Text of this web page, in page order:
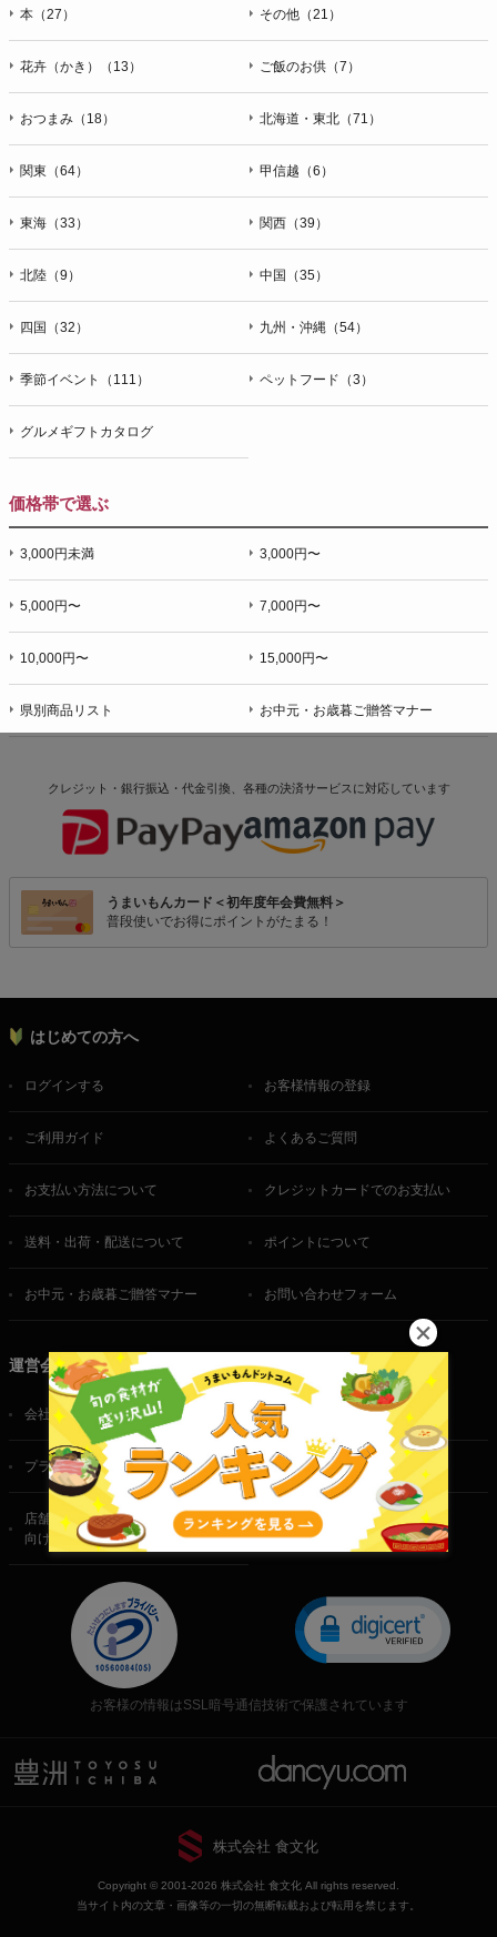
本（27） その他（21）
花卉（かき）（13） ご飯のお供（7）
おつまみ（18） 北海道・東北（71）
関東（64） 甲信越（6）
東海（33） 関西（39）
北陸（9） 中国（35）
四国（32） 九州・沖縄（54）
季節イベント（111） ペットフード（3）
グルメギフトカタログ
価格帯で選ぶ
3,000円未満 3,000円〜
5,000円〜 7,000円〜
10,000円〜 15,000円〜
県別商品リスト お中元・お歳暮ご贈答マナー
クレジット・銀行振込・代金引換、各種の決済サービスに対応しています
うまいもんカード＜初年度年会費無料＞
普段使いでお得にポイントがたまる！
はじめての方へ
ログインする お客様情報の登録
ご利用ガイド よくあるご質問
お支払い方法について クレジットカードでのお支払い
送料・出荷・配送について ポイントについて
お中元・お歳暮ご贈答マナー お問い合わせフォーム
運営会社
会社概要 ご利用規約
プライバシーポリシー 特定商取引法に基づく表記
店舗・法人・生産者様
向けのお問い合わせ
お客様の情報はSSL暗号通信技術で保護されています
株式会社 食文化
Copyright © 2001-2026 株式会社 食文化 All rights reserved.
当サイト内の文章・画像等の一切の無断転載および転用を禁じます。